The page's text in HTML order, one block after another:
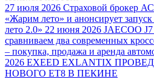
27 июля 2026 Страховой брокер
«Жарим лето» и анонсирует
лето 2.0» 22 июня 2026 JAECOO
сравниваем два современных
– покупка, продажа и аренда
2026 EXEED EXLANTIX
НОВОГО ET8 В ПЕКИНЕ